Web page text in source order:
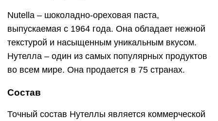
Nutella – шоколадно-ореховая паста,
выпускаемая с 1964 года. Она обладает нежной
текстурой и насыщенным уникальным вкусом.
Нутелла – один из самых популярных продуктов
во всем мире. Она продается в 75 странах.
Состав
Точный состав Нутеллы является коммерческой